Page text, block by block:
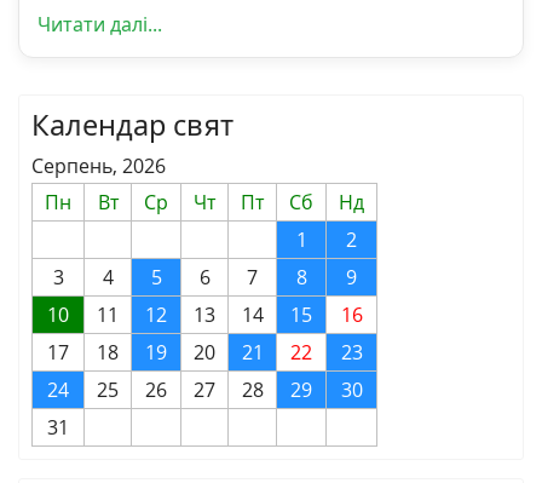
Читати далі...
Календар свят
Серпень, 2026
Пн
Вт Ср Чт Пт Сб
Нд
1
2
3
4 5 6 7 8
9
10
11 12 13 14 15
16
17
18 19 20 21 22
23
24
25 26 27 28 29
30
31